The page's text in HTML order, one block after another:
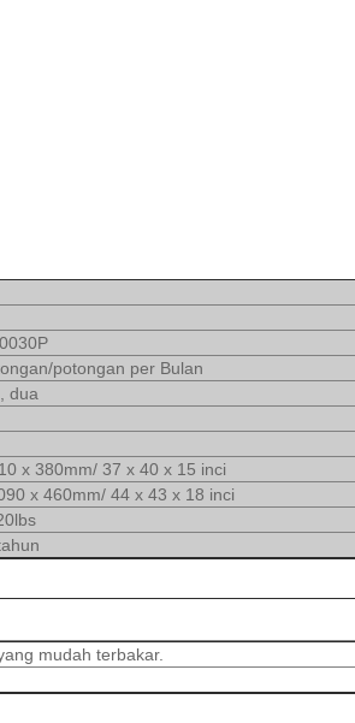
potongan per Bulan
dua
x 380mm/ 37 x 40 x 15 inci
x 460mm/ 44 x 43 x 18 inci
mudah terbakar.